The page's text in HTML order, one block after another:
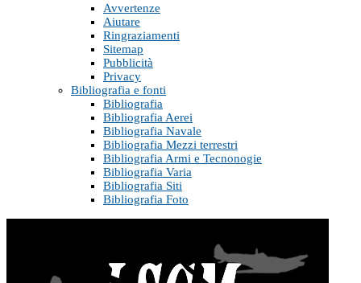
Avvertenze
Aiutare
Ringraziamenti
Sitemap
Pubblicità
Privacy
Bibliografia e fonti
Bibliografia
Bibliografia Aerei
Bibliografia Navale
Bibliografia Mezzi terrestri
Bibliografia Armi e Tecnonogie
Bibliografia Varia
Bibliografia Siti
Bibliografia Foto